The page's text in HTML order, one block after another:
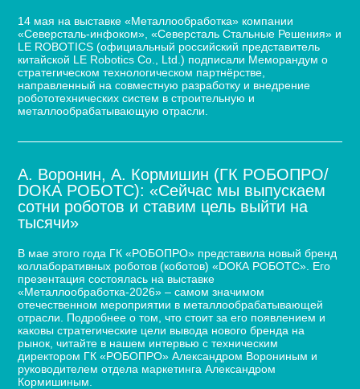
14 мая на выставке «Металлообработка» компании
«Северсталь-инфоком», «Северсталь Стальные Решения» и
LE ROBOTICS (официальный российский представитель
китайской LE Robotics Co., Ltd.) подписали Меморандум о
стратегическом технологическом партнёрстве,
направленный на совместную разработку и внедрение
робототехнических систем в строительную и
металлообрабатывающую отрасли.
А. Воронин, А. Кормишин (ГК РОБОПРО/
DOКА РОБОТС): «Сейчас мы выпускаем
сотни роботов и ставим цель выйти на
тысячи»
В мае этого года ГК «РОБОПРО» представила новый бренд
коллаборативных роботов (коботов) «DОКА РОБОТС». Его
презентация состоялась на выставке
«Металлообработка-2026» – самом значимом
отечественном мероприятии в металлообрабатывающей
отрасли. Подробнее о том, что стоит за его появлением и
каковы стратегические цели вывода нового бренда на
рынок, читайте в нашем интервью с техническим
директором ГК «РОБОПРО» Александром Ворониным и
руководителем отдела маркетинга Александром
Кормишиным.